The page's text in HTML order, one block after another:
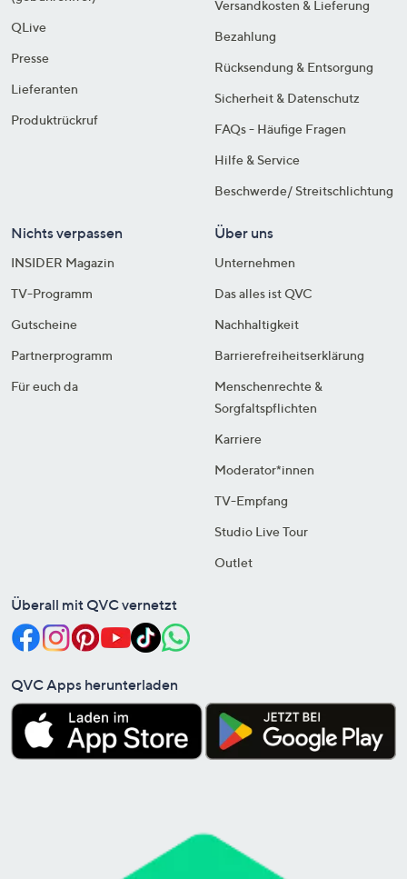
QLive
Presse
Lieferanten
Produktrückruf
Versandkosten & Lieferung
Bezahlung
Rücksendung & Entsorgung
Sicherheit & Datenschutz
FAQs - Häufige Fragen
Hilfe & Service
Beschwerde/ Streitschlichtung
Nichts verpassen
INSIDER Magazin
TV-Programm
Gutscheine
Partnerprogramm
Für euch da
Über uns
Unternehmen
Das alles ist QVC
Nachhaltigkeit
Barrierefreiheitserklärung
Menschenrechte &
Sorgfaltspflichten
Karriere
Moderator*innen
TV-Empfang
Studio Live Tour
Outlet
Überall mit QVC vernetzt
QVC Apps herunterladen